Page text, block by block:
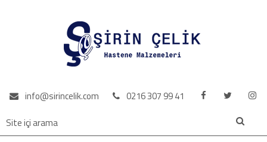
info@sirincelik.com 0216 307 99 41